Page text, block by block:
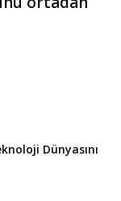
Dünyasını